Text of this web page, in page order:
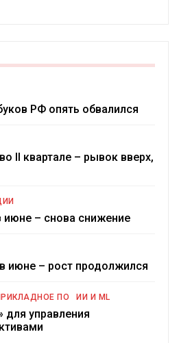
РФ опять обвалился
II квартале – рывок вверх,
– снова снижение
июне – рост продолжился
ПО ИИ И ML
для управления